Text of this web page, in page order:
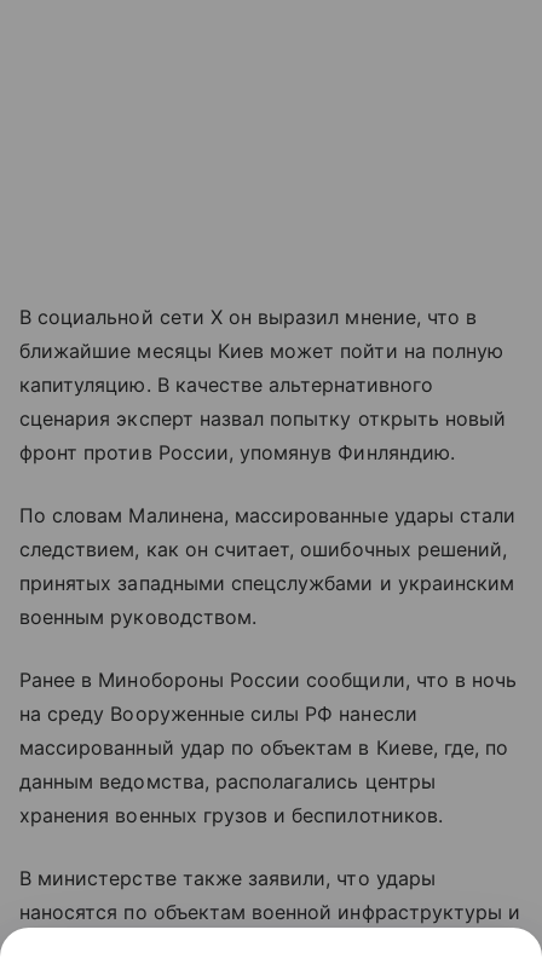
В социальной сети X он выразил мнение, что в
ближайшие месяцы Киев может пойти на полную
капитуляцию. В качестве альтернативного
сценария эксперт назвал попытку открыть новый
фронт против России, упомянув Финляндию.
По словам Малинена, массированные удары стали
следствием, как он считает, ошибочных решений,
принятых западными спецслужбами и украинским
военным руководством.
Ранее в Минобороны России сообщили, что в ночь
на среду Вооруженные силы РФ нанесли
массированный удар по объектам в Киеве, где, по
данным ведомства, располагались центры
хранения военных грузов и беспилотников.
В министерстве также заявили, что удары
наносятся по объектам военной инфраструктуры и